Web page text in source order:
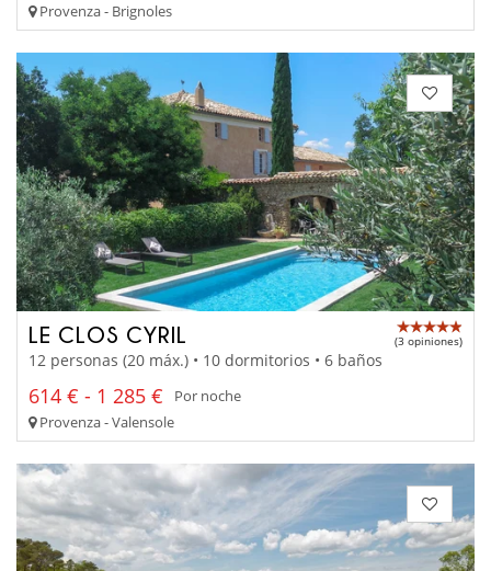
Provenza - Brignoles
LE CLOS CYRIL (3 opiniones)
12 personas (20 máx.) • 10 dormitorios • 6 baños
614 € - 1 285 €
Por noche
Provenza - Valensole